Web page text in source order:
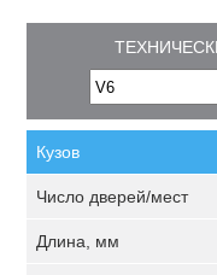
Кузов
Число дверей/мест
Длина, мм